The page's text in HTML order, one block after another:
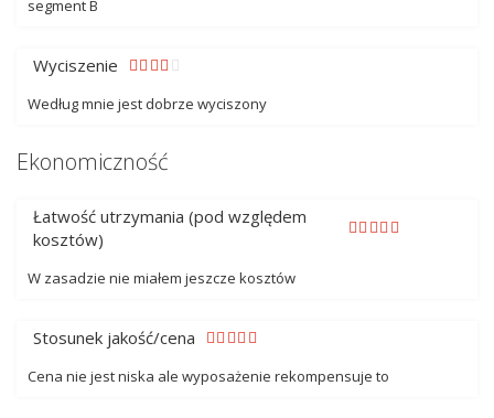
segment B
Wyciszenie
Według mnie jest dobrze wyciszony
Ekonomiczność
Łatwość utrzymania (pod względem
kosztów)
W zasadzie nie miałem jeszcze kosztów
Stosunek jakość/cena
Cena nie jest niska ale wyposażenie rekompensuje to